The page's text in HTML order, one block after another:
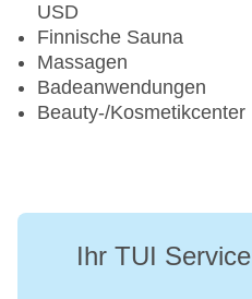
USD
Finnische Sauna
Massagen
Badeanwendungen
Beauty-/Kosmetikcenter
Ihr TUI Service